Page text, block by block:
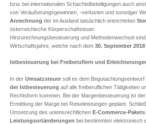
bzw. bei internationalen Schachtelbeteiligungen auch
von Veräußerungsgewinnen, -verlusten und sonstiger
Anrechnung der im Ausland tatsächlich entrichteten
österreichische Körperschaftsteuer.
Hinzurechnungsbesteuerung und Methodenwechsel
Wirtschaftsjahre, welche nach dem 30. September 2018
Istbesteuerung bei Freiberuflern und
In der Umsatzsteuer soll es dem Begutachtungsentwurf
der Istbesteuerung auf alle freiberuflichen Tätigkeiten
Rechtsform kommen. Bei der Margenbesteuerung ist
Ermittlung der Marge bei Reiseleistungen geplant.
Umsetzung des unionsrechtlichen E-Commerce-Pakets
Leistungsortänderungen bei bestimmten elektronisch